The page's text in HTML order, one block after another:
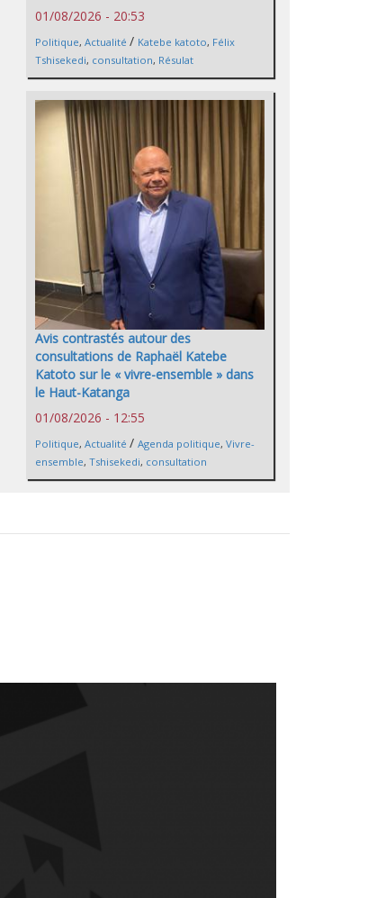
01/08/2026 - 20:53
Politique, Actualité / Katebe katoto, Félix
Tshisekedi, consultation, Résulat
Avis contrastés autour des
consultations de Raphaël Katebe
Katoto sur le « vivre-ensemble » dans
le Haut-Katanga
01/08/2026 - 12:55
Politique, Actualité / Agenda politique, Vivre-
ensemble, Tshisekedi, consultation